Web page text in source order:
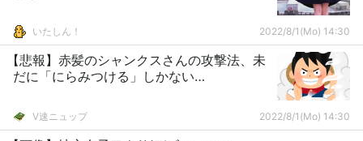
いたしん！ 2022/8/1(Mo) 14:30
【悲報】赤髪のシャンクスさんの攻撃法、未
だに「にらみつける」しかない…
V速ニュップ 2022/8/1(Mo) 14:30